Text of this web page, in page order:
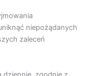
niepożądanych
zaleceń